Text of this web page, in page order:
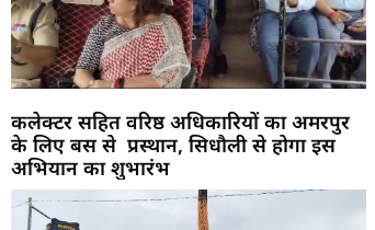
कलेक्टर सहित वरिष्ठ अधिकारियों का अमरपुर
के लिए बस से प्रस्थान, सिधौली से होगा इस
अभियान का शुभारंभ